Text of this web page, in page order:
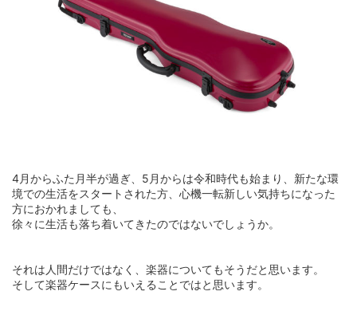
4月からふた月半が過ぎ、5月からは令和時代も始まり、新たな環
境での生活をスタートされた方、心機一転新しい気持ちになった
方におかれましても、
徐々に生活も落ち着いてきたのではないでしょうか。
それは人間だけではなく、楽器についてもそうだと思います。
そして楽器ケースにもいえることではと思います。